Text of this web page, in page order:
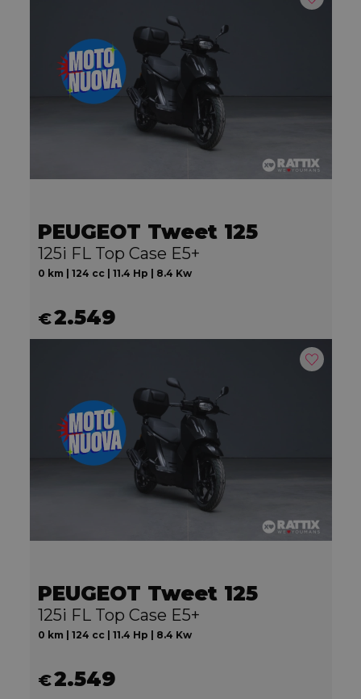
PEUGEOT Tweet 125
125i FL Top Case E5+
0 km | 124 cc | 11.4 Hp | 8.4 Kw
€2.549
PEUGEOT Tweet 125
125i FL Top Case E5+
0 km | 124 cc | 11.4 Hp | 8.4 Kw
€2.549